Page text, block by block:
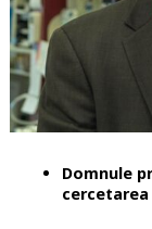
Domnule